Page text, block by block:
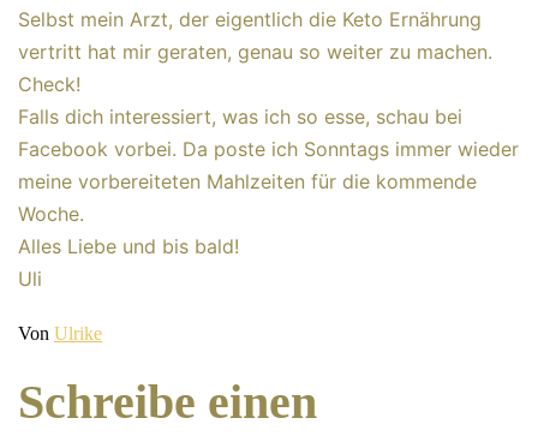
Selbst mein Arzt, der eigentlich die Keto Ernährung
vertritt hat mir geraten, genau so weiter zu machen.
Check!
Falls dich interessiert, was ich so esse, schau bei
Facebook vorbei. Da poste ich Sonntags immer wieder
meine vorbereiteten Mahlzeiten für die kommende
Woche.
Alles Liebe und bis bald!
Uli
Veröffentlicht
am
März
30,
2022
Von Ulrike
Kategorisiert
als
Diabetes
Schreibe einen